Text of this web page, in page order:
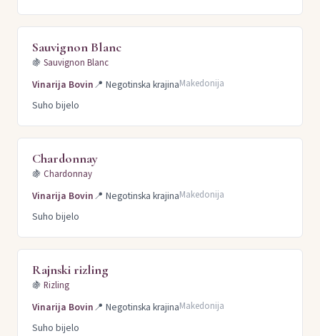
Sauvignon Blanc
🍇 Sauvignon Blanc
Vinarija Bovin📍 Negotinska krajinaMakedonija
Suho bijelo
Chardonnay
🍇 Chardonnay
Vinarija Bovin📍 Negotinska krajinaMakedonija
Suho bijelo
Rajnski rizling
🍇 Rizling
Vinarija Bovin📍 Negotinska krajinaMakedonija
Suho bijelo